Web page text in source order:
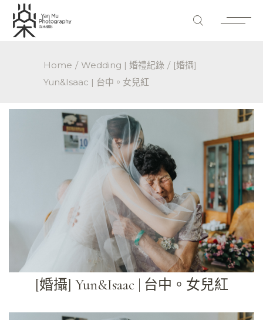
Home Wedding | 婚禮紀錄
[婚攝]
Yun&Isaac | 台中。女兒紅
[婚攝] Yun&Isaac | 台中。女兒紅